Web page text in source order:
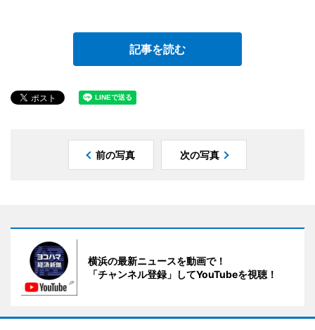
記事を読む
前の写真 次の写真
横浜の最新ニュースを動画で！
「チャンネル登録」してYouTubeを視聴！